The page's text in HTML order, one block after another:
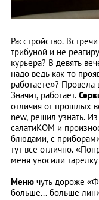
Расстройство.
трибуной и не
курьера? В девять
надо ведь как-то
работаете»?
Значит, работает.
отличия от прошлых
new, решил узнать.
салатиКОМ и
блюдами, с
тут все отлично.
меня уносили
Меню чуть дороже
больше... больше